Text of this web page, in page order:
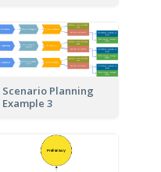
Scenario Planning
Example 3